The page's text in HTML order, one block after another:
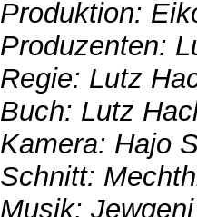
Produktion:
Produzenten:
Regie: Lutz
Buch: Lutz
Kamera: Hajo
Schnitt:
Musik: